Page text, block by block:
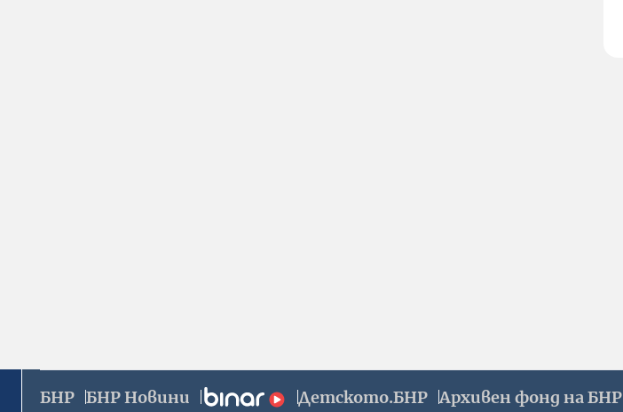
БНР БНР Новини Детското.БНР Архивен фонд на БНР